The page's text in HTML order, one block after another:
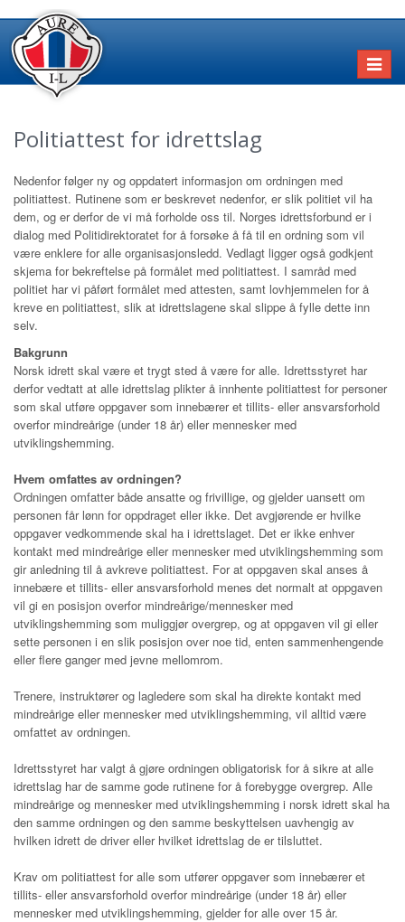
Politiattest for idrettslag
Nedenfor følger ny og oppdatert informasjon om ordningen med
politiattest. Rutinene som er beskrevet nedenfor, er slik politiet vil ha
dem, og er derfor de vi må forholde oss til. Norges idrettsforbund er i
dialog med Politidirektoratet for å forsøke å få til en ordning som vil
være enklere for alle organisasjonsledd. Vedlagt ligger også godkjent
skjema for bekreftelse på formålet med politiattest. I samråd med
politiet har vi påført formålet med attesten, samt lovhjemmelen for å
kreve en politiattest, slik at idrettslagene skal slippe å fylle dette inn
selv.
Bakgrunn
Norsk idrett skal være et trygt sted å være for alle. Idrettsstyret har
derfor vedtatt at alle idrettslag plikter å innhente politiattest for personer
som skal utføre oppgaver som innebærer et tillits- eller ansvarsforhold
overfor mindreårige (under 18 år) eller mennesker med
utviklingshemming.
Hvem omfattes av ordningen?
Ordningen omfatter både ansatte og frivillige, og gjelder uansett om
personen får lønn for oppdraget eller ikke. Det avgjørende er hvilke
oppgaver vedkommende skal ha i idrettslaget. Det er ikke enhver
kontakt med mindreårige eller mennesker med utviklingshemming som
gir anledning til å avkreve politiattest. For at oppgaven skal anses å
innebære et tillits- eller ansvarsforhold menes det normalt at oppgaven
vil gi en posisjon overfor mindreårige/mennesker med
utviklingshemming som muliggjør overgrep, og at oppgaven vil gi eller
sette personen i en slik posisjon over noe tid, enten sammenhengende
eller flere ganger med jevne mellomrom.
Trenere, instruktører og lagledere som skal ha direkte kontakt med
mindreårige eller mennesker med utviklingshemming, vil alltid være
omfattet av ordningen.
Idrettsstyret har valgt å gjøre ordningen obligatorisk for å sikre at alle
idrettslag har de samme gode rutinene for å forebygge overgrep. Alle
mindreårige og mennesker med utviklingshemming i norsk idrett skal ha
den samme ordningen og den samme beskyttelsen uavhengig av
hvilken idrett de driver eller hvilket idrettslag de er tilsluttet.
Krav om politiattest for alle som utfører oppgaver som innebærer et
tillits- eller ansvarsforhold overfor mindreårige (under 18 år) eller
mennesker med utviklingshemming, gjelder for alle over 15 år.